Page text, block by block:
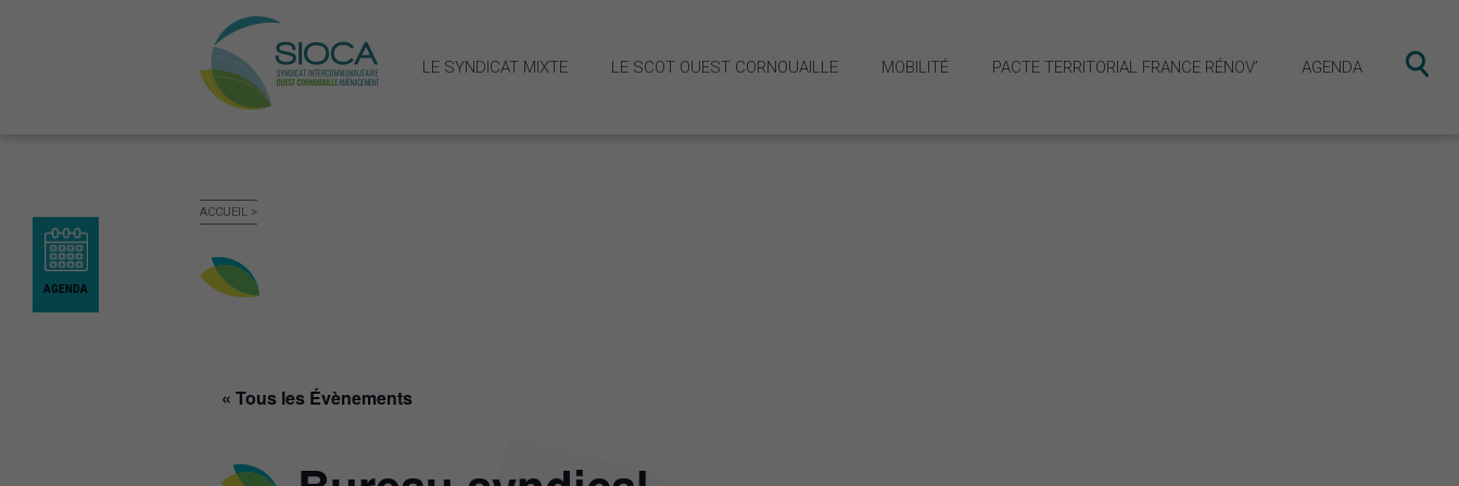
LE SYNDICAT MIXTE LE SCOT OUEST CORNOUAILLE MOBILITÉ PACTE TERRITORIAL FRANCE RÉNOV’ AGENDA
AGENDA
ACCUEIL>
« Tous les Évènements